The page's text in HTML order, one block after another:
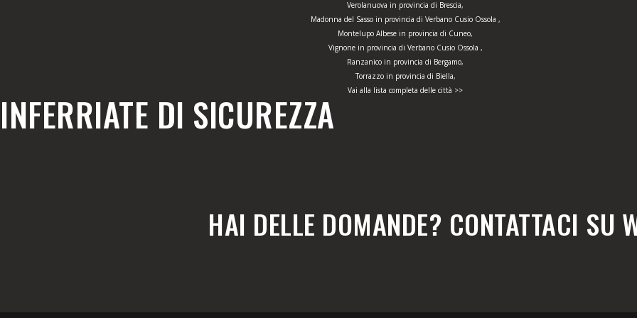
Verolanuova in provincia di Brescia,
Madonna del Sasso in provincia di Verbano Cusio Ossola ,
Montelupo Albese in provincia di Cuneo,
Vignone in provincia di Verbano Cusio Ossola ,
Ranzanico in provincia di Bergamo,
Torrazzo in provincia di Biella,
Vai alla lista completa delle città >>
INFERRIATE DI SICUREZZA
HAI DELLE DOMANDE? CONTATTACI SU